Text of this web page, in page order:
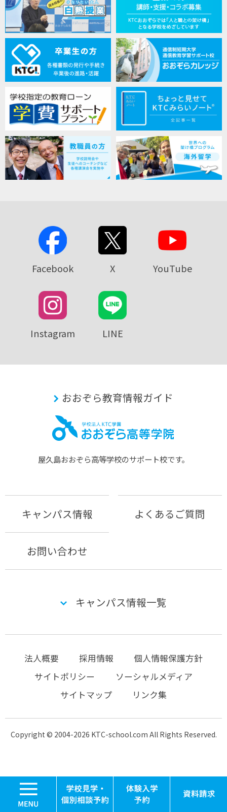
学校見学・個別相
体験入
Facebook X YouTube
Instagram LINE
おおぞら教育情報ガイド
屋久島おおぞら⾼等学校のサポート校です。
キャンパス情報 よくあるご質問
お問い合わせ
キャンパス情報一覧
法人概要 採用情報
個人情報保護方針
サイトポリシー
ソーシャルメディア
サイトマップ
リンク集
Copyright © 2004-2026 KTC-school.com All Rights Reserved.